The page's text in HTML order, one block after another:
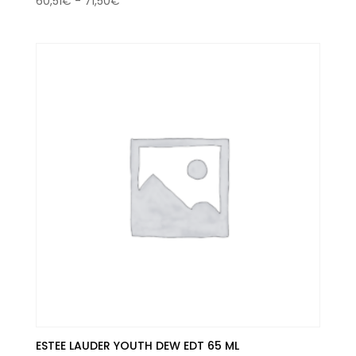
ESTEE LAUDER YOUTH DEW EDT 65 ML